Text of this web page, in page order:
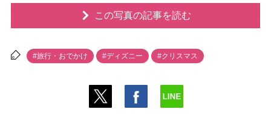
この写真の記事を読む
#旅行・おでかけ #ディズニー #クリスマス